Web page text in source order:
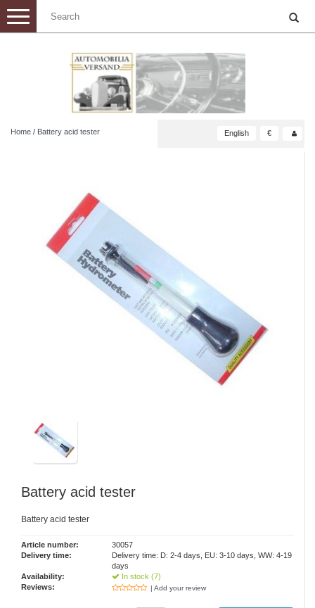
Toggle
navigation
Home / Battery acid tester English €
Battery acid tester
Battery acid tester
Article number:
30057
Delivery time:
Delivery time: D: 2-4 days, EU: 3-10 days, WW: 4-19
days
Availability:
In stock (7)
Reviews:
| Add your review